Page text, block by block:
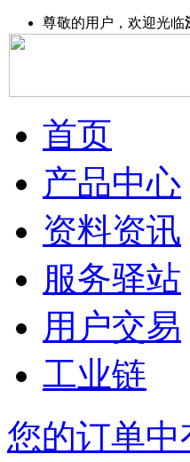
尊敬的用户，欢迎光临
首页
产品中心
资料资讯
服务驿站
用户交易
工业链
您的订单中